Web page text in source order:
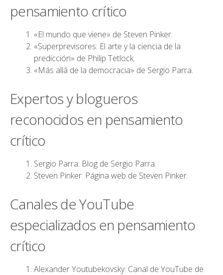
pensamiento crítico
«El mundo que viene» de Steven Pinker.
«Superprevisores: El arte y la ciencia de la
predicción» de Philip Tetlock.
«Más allá de la democracia» de Sergio Parra.
Expertos y blogueros
reconocidos en pensamiento
crítico
Sergio Parra: Blog de Sergio Parra.
Steven Pinker: Página web de Steven Pinker.
Canales de YouTube
especializados en pensamiento
crítico
Alexander Youtubekovsky: Canal de YouTube de